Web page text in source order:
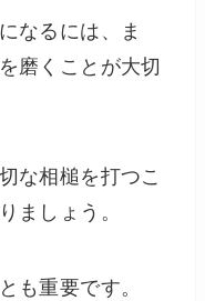
なるには、ま
磨くことが大切
な相槌を打つこ
ましょう。
も重要です。